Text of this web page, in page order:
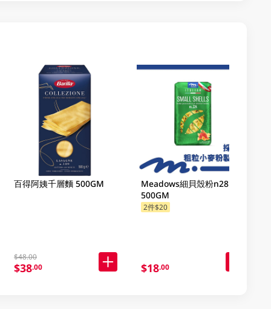
百得阿姨千層麵 500GM
$48.00
$38.00
Meadows細貝殼粉n28
500GM
2件$20
$18.00